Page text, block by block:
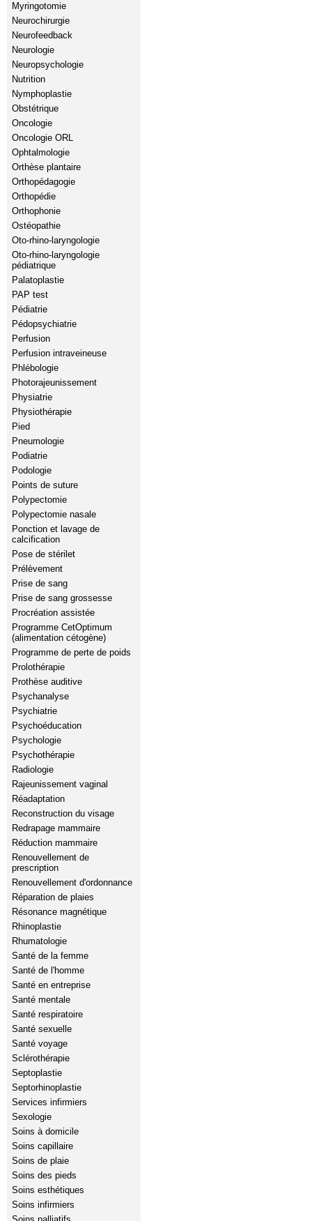
Myringotomie
Neurochirurgie
Neurofeedback
Neurologie
Neuropsychologie
Nutrition
Nymphoplastie
Obstétrique
Oncologie
Oncologie ORL
Ophtalmologie
Orthèse plantaire
Orthopédagogie
Orthopédie
Orthophonie
Ostéopathie
Oto-rhino-laryngologie
Oto-rhino-laryngologie
pédiatrique
Palatoplastie
PAP test
Pédiatrie
Pédopsychiatrie
Perfusion
Perfusion intraveineuse
Phlébologie
Photorajeunissement
Physiatrie
Physiothérapie
Pied
Pneumologie
Podiatrie
Podologie
Points de suture
Polypectomie
Polypectomie nasale
Ponction et lavage de
calcification
Pose de stérilet
Prélèvement
Prise de sang
Prise de sang grossesse
Procréation assistée
Programme CetOptimum
(alimentation cétogène)
Programme de perte de poids
Prolothérapie
Prothèse auditive
Psychanalyse
Psychiatrie
Psychoéducation
Psychologie
Psychothérapie
Radiologie
Rajeunissement vaginal
Réadaptation
Reconstruction du visage
Redrapage mammaire
Réduction mammaire
Renouvellement de
prescription
Renouvellement d'ordonnance
Réparation de plaies
Résonance magnétique
Rhinoplastie
Rhumatologie
Santé de la femme
Santé de l'homme
Santé en entreprise
Santé mentale
Santé respiratoire
Santé sexuelle
Santé voyage
Sclérothérapie
Septoplastie
Septorhinoplastie
Services infirmiers
Sexologie
Soins à domicile
Soins capillaire
Soins de plaie
Soins des pieds
Soins esthétiques
Soins infirmiers